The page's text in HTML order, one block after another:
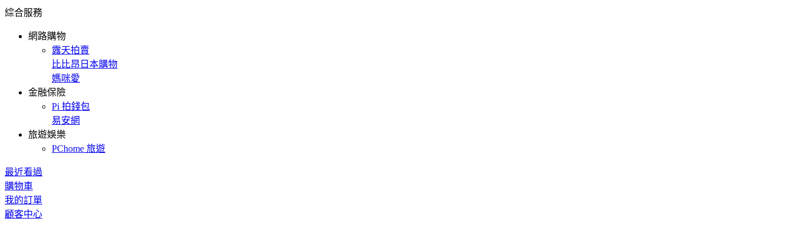
綜合服務
網路購物
露天拍賣
比比昂日本購物
媽咪愛
金融保險
Pi 拍錢包
易安網
旅遊娛樂
PChome 旅遊
最近看過
購物車
我的訂單
顧客中心